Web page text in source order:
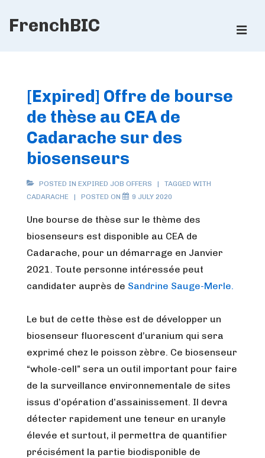
SkipFrenchBIC
[Expired] Offre de bourse
de thèse au CEA de
Cadarache sur des
biosenseurs
POSTED IN EXPIRED JOB OFFERS
TAGGED WITH
CADARACHE
POSTED ON 9 JULY 2020
Une bourse de thèse sur le thème des
biosenseurs est disponible au CEA de
Cadarache, pour un démarrage en Janvier
2021. Toute personne intéressée peut
candidater auprès de Sandrine Sauge-Merle.
Le but de cette thèse est de développer un
biosenseur fluorescent d’uranium qui sera
exprimé chez le poisson zèbre. Ce biosenseur
“whole-cell” sera un outil important pour faire
de la surveillance environnementale de sites
issus d’opération d’assainissement. Il devra
détecter rapidement une teneur en uranyle
élevée et surtout, il permettra de quantifier
précisément la partie biodisponible de